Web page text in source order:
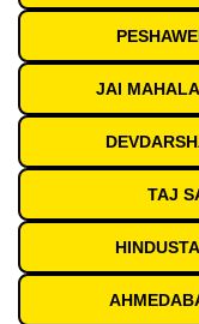
JAI
TAJ